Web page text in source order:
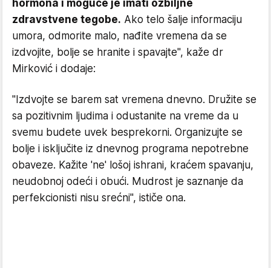
hormona i moguće je imati ozbiljne
zdravstvene tegobe. Ako telo šalje informaciju
umora, odmorite malo, nađite vremena da se
izdvojite, bolje se hranite i spavajte", kaže dr
Mirković i dodaje:
"Izdvojte se barem sat vremena dnevno. Družite se
sa pozitivnim ljudima i odustanite na vreme da u
svemu budete uvek besprekorni. Organizujte se
bolje i isključite iz dnevnog programa nepotrebne
obaveze. Kažite 'ne' lošoj ishrani, kraćem spavanju,
neudobnoj odeći i obući. Mudrost je saznanje da
perfekcionisti nisu srećni", ističe ona.